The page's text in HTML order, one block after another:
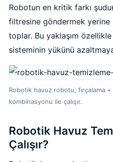
İyon Bağlayıcı
Gemaş Havuz
Wtr Havuz
Selenoid
Su Sporları Dünyası
Havuz Vana
Havuz Isıtma
Havuz Elektrik
Robotun en kritik farkı
filtresine göndermek yerine
toplar. Bu yaklaşım
sisteminin yükünü
Robotik havuz robotu; fırçalama
kombinasyonu ile çalışır.
Robotik Havuz
Çalışır?